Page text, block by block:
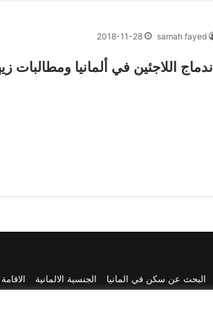
samah fayed
2018-11-28
اندماج اللاجئين في ألمانيا ومطالبات
البحث عن سكن في المانيا الجنسية الالمانية